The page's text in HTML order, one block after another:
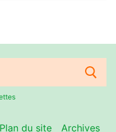
Plan du site Archives